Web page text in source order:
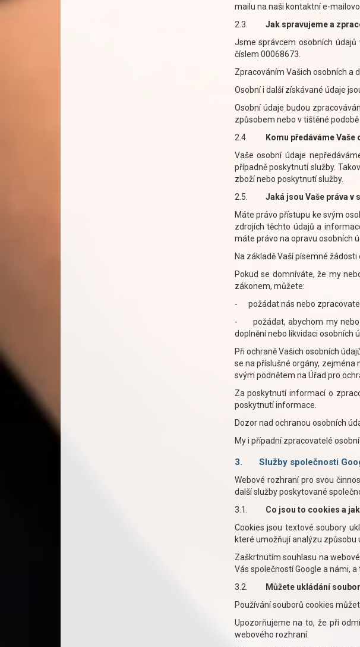
mailu na naši kontaktní e-
2.3. Jak spravujeme a
Jsme správcem osobních
číslem 00068673.
Zpracováním Vašich osobních a
Osobní i další získávané údaje
Osobní údaje budou
způsobem nebo v tištěné
2.4.
Komu předáváme Vaše
Vaše osobní údaje
případně poskytnutí služby.
zboží nebo poskytnutí služby.
2.5. Jaká jsou Vaše práva
Máte právo přístupu ke svým
zdrojích těchto údajů a
máte právo na opravu osobních
Na základě Vaší písemné
Pokud se domníváte, že my
zákonem, můžete:
- požádat nás nebo
- požádat, abychom my nebo
doplnění nebo likvidaci osobních
Při ochraně Vašich osobních
se na příslušné orgány, zejména
svým podnětem na Úřad pro
Za poskytnutí informací o
poskytnutí informace.
Dozor nad ochranou osobních
My i případní zpracovatelé
3. Služby společnosti
Webové rozhraní pro svou
další služby poskytované
3.1. Co jsou to cookies a
Cookies jsou textové soubory
které umožňují analýzu způsobu
Zaškrtnutím souhlasu na
Vás společností Google a námi,
3.2.
Můžete ukládání
Používání souborů cookies
Upozorňujeme na to, že při
webového rozhraní.